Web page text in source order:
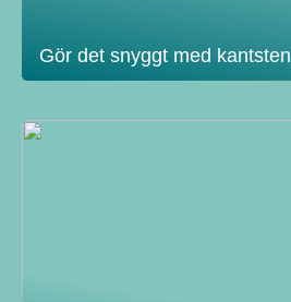
Gör det snyggt med kantsten